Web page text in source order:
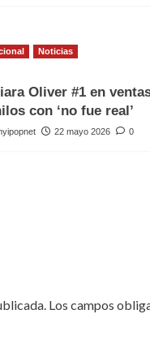
Noticias
Oliver #1 en
con ‘no fue real’
22 mayo 2026 0
Los campos